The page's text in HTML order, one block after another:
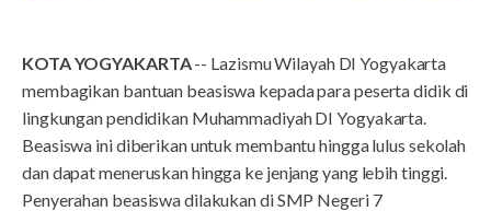
KOTA YOGYAKARTA-- Lazismu Wilayah DI Yogyakarta
membagikan bantuan beasiswa kepada para peserta didik di
lingkungan pendidikan Muhammadiyah DI Yogyakarta.
Beasiswa ini diberikan untuk membantu hingga lulus sekolah
dan dapat meneruskan hingga ke jenjang yang lebih tinggi.
Penyerahan beasiswa dilakukan di SMP Negeri 7